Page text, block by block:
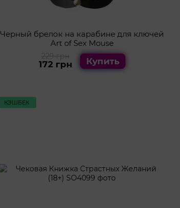
Черный брелок на карабине для ключей
Art of Sex Mouse
229 грн
172 грн Купить
КЭШБЕК